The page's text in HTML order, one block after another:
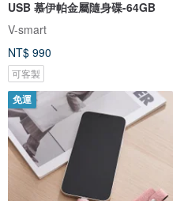
USB 慕伊帕金屬隨身碟-64GB
V-smart
NT$ 990
可客製
免運